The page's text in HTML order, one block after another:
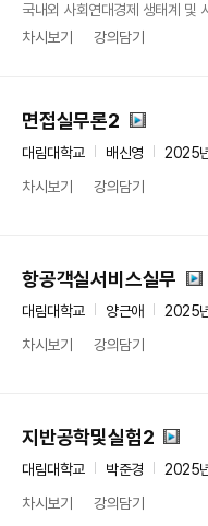
국내외 사회연대경제 생태계 및
차시보기
강의담기
면접실무론2
대림대학교 배신영
2025
차시보기
강의담기
항공객실서비스실무
대림대학교 양근애
2025
차시보기
강의담기
지반공학및실험2
대림대학교 박준경
2025
차시보기
강의담기